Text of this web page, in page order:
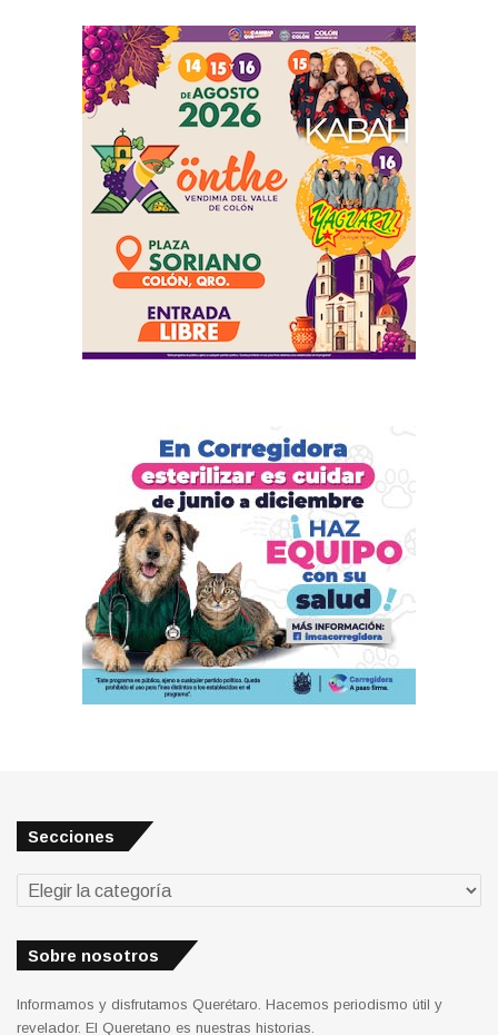
Secciones
Secciones
Sobre nosotros
Informamos y disfrutamos Querétaro. Hacemos periodismo útil y
revelador. El Queretano es nuestras historias.